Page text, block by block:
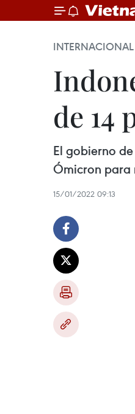
INTERNACIONAL
de 14
El gobierno
Ómicron para
15/01/2022 09:13